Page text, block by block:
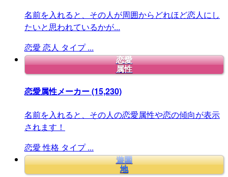
名前を入れると、その人が周囲からどれほど恋人にし
たいと思われているかが...
恋愛 恋人 タイプ ...
恋愛
属性
恋愛属性メーカー(15,230)
名前を入れると、その人の恋愛属性や恋の傾向が表示
されます！
恋愛 性格 タイプ ...
遊園
地